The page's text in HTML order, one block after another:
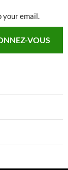
email.
VOUS